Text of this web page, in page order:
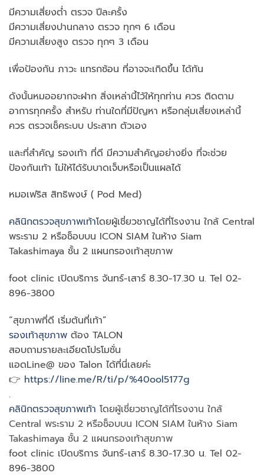
มีความเสี่ยงต่ำ ตรวจ ปีละครั้ง
มีความเสี่ยงปานกลาง ตรวจ ทุกๆ 6 เดือน
มีความเสี่ยงสูง ตรวจ ทุกๆ 3 เดือน
เพื่อป้องกัน ภาวะ แทรกซ้อน ที่อาจจะเกิดขึ้น ได้ทัน
ดังนั้นหมออยากจะฝาก สิ่งเหล่านี้ไว้ให้ทุกท่าน ควร ติดตาม
อาการทุกครั้ง สำหรับ ท่านใดที่มีปัญหา หรือกลุ่มเสี่ยงเหล่านี้
ควร ตรวจเช็คระบบ ประสาท ตัวเอง
และที่สำคัญ รองเท้า ที่ดี มีความสำคัญอย่างยิ่ง ที่จะช่วย
ป้องกันเท้า ไม่ให้ได้รับบาดเจ็บหรือเป็นแผลได้
หมอเฟริส สิทธิพงษ์ ( Pod Med)
คลินิกตรวจสุขภาพเท้าโดยผู้เชี่ยวชาญได้ที่โรงงาน ใกล้ Central
พระราม 2 หรือช็อบบน ICON SIAM ในห้าง Siam
Takashimaya ชั้น 2 แผนกรองเท้าสุขภาพ
foot clinic เปิดบริการ จันทร์-เสาร์ 8.30-17.30 น. Tel 02-
896-3800
“สุขภาพที่ดี เริ่มต้นที่เท้า”
รองเท้าสุขภาพ ต้อง TALON
สอบถามรายละเอียดโปรโมชั่น
แอดLine@ ของ Talon ได้ที่นี่เลยค่ะ
👉 https://line.me/R/ti/p/%40ool5177g
.
คลินิกตรวจสุขภาพเท้า โดยผู้เชี่ยวชาญได้ที่โรงงาน ใกล้
Central พระราม 2 หรือช็อบบน ICON SIAM ในห้าง Siam
Takashimaya ชั้น 2 แผนกรองเท้าสุขภาพ
foot clinic เปิดบริการ จันทร์-เสาร์ 8.30-17.30 น. Tel 02-
896-3800